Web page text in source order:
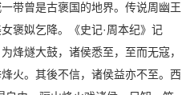
曾是古褒国的地界。传说周幽王
褒姒乞降。《史记·周本纪》记
烽燧大鼓，诸侯悉至，至而无寇，
火。其後不信，诸侯益亦不至。西